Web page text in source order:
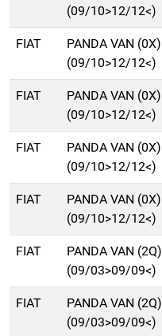
(09/10>12/12<)
FIAT
PANDA VAN (0X)
(09/10>12/12<)
FIAT
PANDA VAN (0X)
(09/10>12/12<)
FIAT
PANDA VAN (0X)
(09/10>12/12<)
FIAT
PANDA VAN (0X)
(09/10>12/12<)
FIAT
PANDA VAN (2Q)
(09/03>09/09<)
FIAT
PANDA VAN (2Q)
(09/03>09/09<)